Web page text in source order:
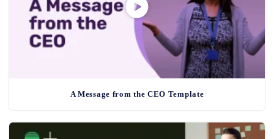
A Message from the CEO Template